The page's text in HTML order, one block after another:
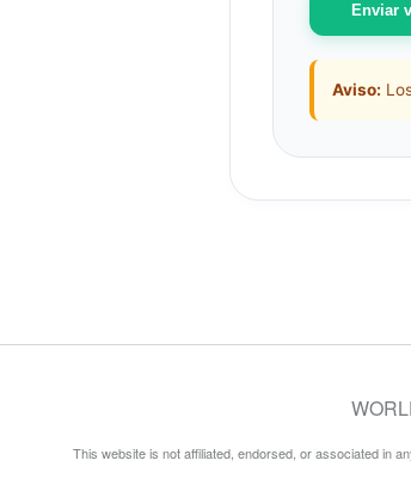
Enviar
Aviso:
This website is not affiliated, endorsed, or associated in